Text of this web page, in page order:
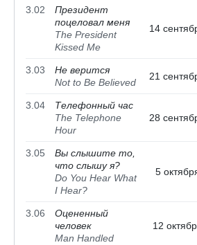
3.02
Президент
поцеловал меня
The President
Kissed Me
14
3.03
Не верится
Not to Be Believed
21
3.04
Телефонный час
The Telephone
Hour
28
3.05
Вы слышите то,
что слышу я?
Do You Hear What
I Hear?
5
3.06
Оцененный
человек
Man Handled
12